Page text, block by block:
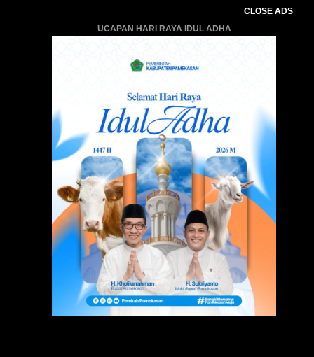
CLOSE ADS
UCAPAN HARI RAYA IDUL ADHA